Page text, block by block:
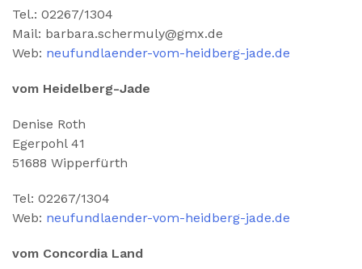
Tel.: 02267/1304
Mail: barbara.schermuly@gmx.de
Web: neufundlaender-vom-heidberg-jade.de
vom Heidelberg-Jade
Denise Roth
Egerpohl 41
51688 Wipperfürth
Tel: 02267/1304
Web: neufundlaender-vom-heidberg-jade.de
vom Concordia Land